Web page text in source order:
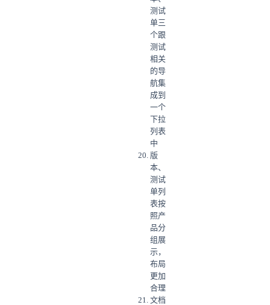
测试
单三
个跟
测试
相关
的导
航集
成到
一个
下拉
列表
中
版
本、
测试
单列
表按
照产
品分
组展
示，
布局
更加
合理
文档